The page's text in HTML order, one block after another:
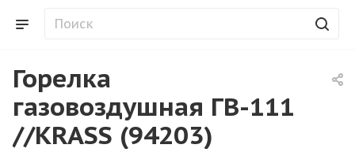
Горелка
газовоздушная ГВ-111
//KRASS (94203)